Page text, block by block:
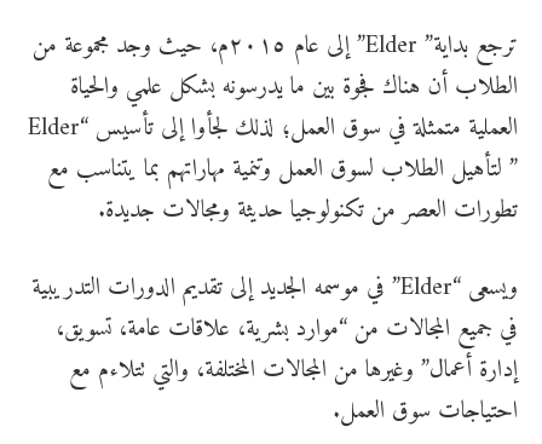
ترجع بداية” Elder” إلى عام ٢٠١٥م، حيث وجد مجموعة من
الطلاب أن هناك فجوة بين ما يدرسونه بشكل علمي والحياة
العملية متمثلة في سوق العمل؛ لذلك لجأوا إلى تأسيس “Elder
” لتأهيل الطلاب لسوق العمل وتنمية مهاراتهم بما يتناسب مع
تطورات العصر من تكنولوجيا حديثة ومجالات جديدة.
ويسعى “Elder” في موسمه الجديد إلى تقديم الدورات التدريبية
في جميع المجالات من “موارد بشرية، علاقات عامة، تسويق،
إدارة أعمال” وغيرها من المجالات المختلفة، والتي تتلاءم مع
احتياجات سوق العمل.